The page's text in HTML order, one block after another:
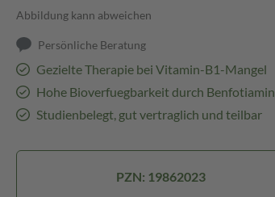
Abbildung kann abweichen
Persönliche Beratung
Gezielte Therapie bei Vitamin-B1-Mangel
Hohe Bioverfuegbarkeit durch Benfotiamin
Studienbelegt, gut vertraglich und teilbar
PZN: 19862023